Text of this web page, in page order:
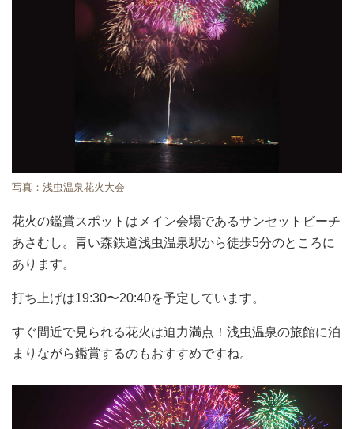
写真：浅虫温泉花火大会
花火の鑑賞スポットはメイン会場であるサンセットビーチ
あさむし。青い森鉄道浅虫温泉駅から徒歩5分のところに
あります。
打ち上げは19:30〜20:40を予定しています。
すぐ間近で見られる花火は迫力満点！浅虫温泉の旅館に泊
まりながら鑑賞するのもおすすめですね。